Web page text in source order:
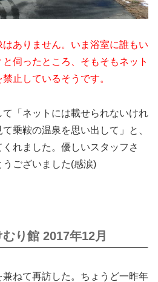
ありません。いま浴室に誰もい
伺ったところ、そもそもネット
止しているそうです。
「ネットには載せられないけれ
乗鞍の温泉を思い出して」と、
れました。優しいスタッフさ
ございました(感涙)
り館 2017年12月
ねて再訪した。ちょうど一昨年